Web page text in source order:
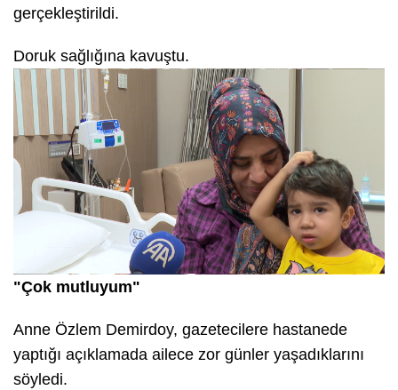
gerçekleştirildi.
Doruk sağlığına kavuştu.
"Çok mutluyum"
Anne Özlem Demirdoy, gazetecilere hastanede
yaptığı açıklamada ailece zor günler yaşadıklarını
söyledi.